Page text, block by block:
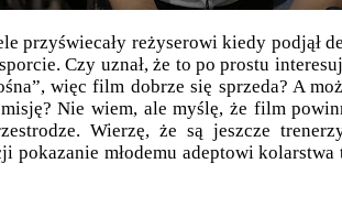
przyświecały reżyserowi kiedy podjął
Czy uznał, że to po prostu
więc film dobrze się sprzeda? A
Nie wiem, ale myślę, że film
Wierzę, że są jeszcze
pokazanie młodemu adeptowi